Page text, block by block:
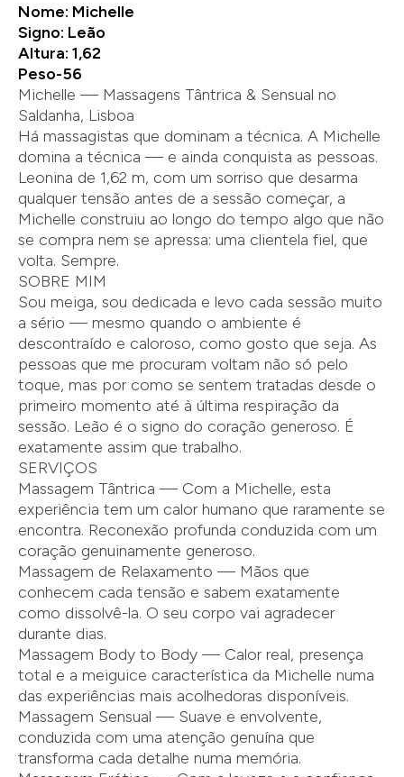
Nome: Michelle
Signo: Leão
Altura: 1,62
Peso-56
Michelle — Massagens Tântrica & Sensual no
Saldanha, Lisboa
Há massagistas que dominam a técnica. A Michelle
domina a técnica — e ainda conquista as pessoas.
Leonina de 1,62 m, com um sorriso que desarma
qualquer tensão antes de a sessão começar, a
Michelle construiu ao longo do tempo algo que não
se compra nem se apressa: uma clientela fiel, que
volta. Sempre.
SOBRE MIM
Sou meiga, sou dedicada e levo cada sessão muito
a sério — mesmo quando o ambiente é
descontraído e caloroso, como gosto que seja. As
pessoas que me procuram voltam não só pelo
toque, mas por como se sentem tratadas desde o
primeiro momento até à última respiração da
sessão. Leão é o signo do coração generoso. É
exatamente assim que trabalho.
SERVIÇOS
Massagem Tântrica — Com a Michelle, esta
experiência tem um calor humano que raramente se
encontra. Reconexão profunda conduzida com um
coração genuinamente generoso.
Massagem de Relaxamento — Mãos que
conhecem cada tensão e sabem exatamente
como dissolvê-la. O seu corpo vai agradecer
durante dias.
Massagem Body to Body — Calor real, presença
total e a meiguice característica da Michelle numa
das experiências mais acolhedoras disponíveis.
Massagem Sensual — Suave e envolvente,
conduzida com uma atenção genuína que
transforma cada detalhe numa memória.